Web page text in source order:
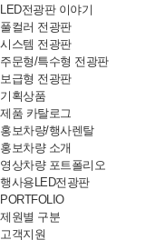
LED전광판 이야기
풀컬러 전광판
시스템 전광판
주문형/특수형 전광판
보급형 전광판
기획상품
제품 카탈로그
홍보차량/행사렌탈
홍보차량 소개
영상차량 포트폴리오
행사용LED전광판
PORTFOLIO
제원별 구분
고객지원